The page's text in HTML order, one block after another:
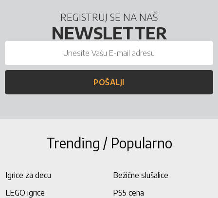
REGISTRUJ SE NA NAŠ
NEWSLETTER
POŠALJI
Trending / Popularno
Igrice za decu
Bežične slušalice
LEGO igrice
PS5 cena